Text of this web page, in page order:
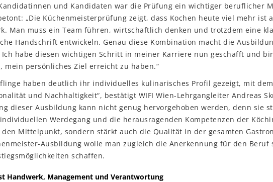
und Kandidaten war die Prüfung ein wichtiger beruflicher
„Die Küchenmeisterprüfung zeigt, dass Kochen heute viel mehr ist
Man muss ein Team führen, wirtschaftlich denken und trotzdem eine
Handschrift entwickeln. Genau diese Kombination macht die
habe diesen wichtigen Schritt in meiner Karriere nun geschafft und
mein persönliches Ziel erreicht zu haben.“
haben deutlich ihr individuelles kulinarisches Profil gezeigt, mit
und Nachhaltigkeit“, bestätigt WIFI Wien-Lehrgangleiter Andreas
dieser Ausbildung kann nicht genug hervorgehoben werden, denn sie
Werdegang und die herausragenden Kompetenzen der
den Mittelpunkt, sondern stärkt auch die Qualität in der gesamten
Ausbildung wolle man zugleich die Anerkennung für den Beruf
schaffen.
Handwerk, Management und Verantwortung